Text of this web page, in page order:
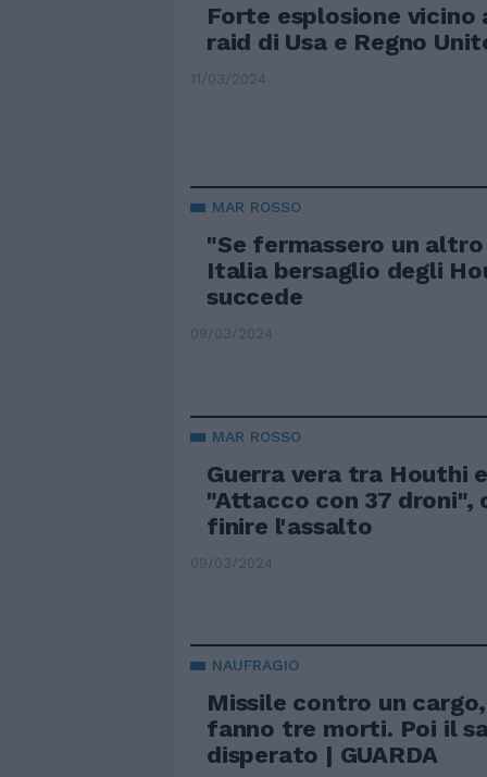
Forte esplosione vicino
raid di Usa e Regno
11/03/2024
MAR ROSSO
"Se fermassero un
Italia bersaglio degli
succede
09/03/2024
MAR ROSSO
Guerra vera tra Houthi
"Attacco con 37 droni",
finire l'assalto
09/03/2024
NAUFRAGIO
Missile contro un
fanno tre morti. Poi il
disperato | GUARDA